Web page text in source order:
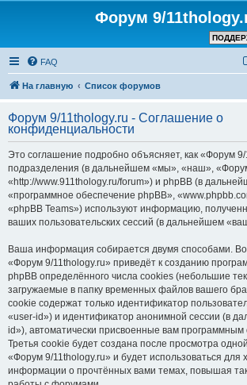
Форум 9/
FAQ
На главную Список форумов
Форум 9/11thology.ru - Соглашение о
конфиденциальности
Это соглашение подробно объясняет, как «Форум 9/
подразделения (в дальнейшем «мы», «наш»,
«http://www.911thology.ru/forum») и phpBB (в
«программное обеспечение phpBB»,
«phpBB Teams») используют информацию,
ваших пользовательских сессий (в дальнейшем
Ваша информация собирается двумя способами.
«Форум 9/11thology.ru» приведёт к созданию
phpBB определённого числа cookies (небольшие
загружаемые в папку временных файлов вашего
cookie содержат только идентификатор
«user-id») и идентификатор анонимной сессии (в
id»), автоматически присвоенные вам
Третья cookie будет создана после просмотра
«Форум 9/11thology.ru» и будет использоваться для
информации о прочтённых вами темах, повышая